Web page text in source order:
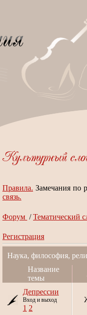
Правила. Замечания по
связь.
Форум /Тематический
Регистрация
Наука, философия,
Название
темы
Депрессии
Вход и выход
1 2